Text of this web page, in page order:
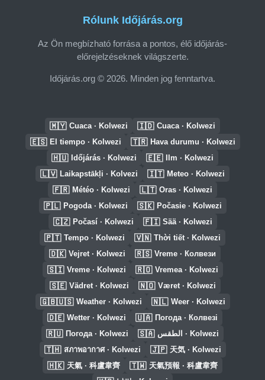
Rólunk Időjárás.org
Az Ön megbízható forrása a pontos, élő időjárás-
előrejelzéseknek világszerte.
Időjárás.org © 2026. Minden jog fenntartva.
🇲🇾 Cuaca · Kolwezi 🇮🇩 Cuaca · Kolwezi
🇪🇸 El tiempo · Kolwezi 🇹🇷 Hava durumu · Kolwezi
🇭🇺 Időjárás · Kolwezi 🇪🇪 Ilm · Kolwezi
🇱🇻 Laikapstākļi · Kolvezi 🇮🇹 Meteo · Kolwezi
🇫🇷 Météo · Kolwezi 🇱🇹 Oras · Kolwezi
🇵🇱 Pogoda · Kolwezi 🇸🇰 Počasie · Kolwezi
🇨🇿 Počasí · Kolwezi 🇫🇮 Sää · Kolwezi
🇵🇹 Tempo · Kolwezi 🇻🇳 Thời tiết · Kolwezi
🇩🇰 Vejret · Kolwezi 🇷🇸 Vreme · Колвези
🇸🇮 Vreme · Kolwezi 🇷🇴 Vremea · Kolwezi
🇸🇪 Vädret · Kolwezi 🇳🇴 Været · Kolwezi
🇬🇧🇺🇸 Weather · Kolwezi 🇳🇱 Weer · Kolwezi
🇩🇪 Wetter · Kolwezi 🇺🇦 Погода · Колвезі
🇷🇺 Погода · Kolwezi 🇸🇦 الطقس · Kolwezi
🇹🇭 สภาพอากาศ · Kolwezi 🇯🇵 天気 · Kolwezi
🇭🇰 天氣 · 科盧韋齊 🇹🇼 天氣預報 · 科盧韋齊